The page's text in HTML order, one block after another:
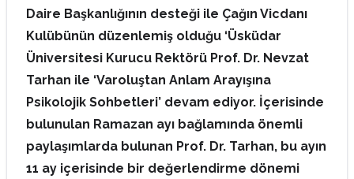
Daire Başkanlığının desteği ile Çağın Vicdanı
Kulübünün düzenlemiş olduğu ‘Üsküdar
Üniversitesi Kurucu Rektörü Prof. Dr. Nevzat
Tarhan ile ‘Varoluştan Anlam Arayışına
Psikolojik Sohbetleri’ devam ediyor. İçerisinde
bulunulan Ramazan ayı bağlamında önemli
paylaşımlarda bulunan Prof. Dr. Tarhan, bu ayın
11 ay içerisinde bir değerlendirme dönemi